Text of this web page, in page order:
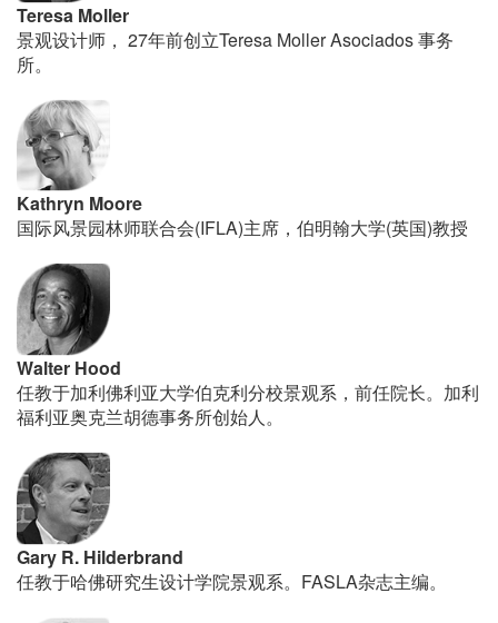
Teresa Moller
景观设计师， 27年前创立Teresa Moller Asociados 事务
所。
Kathryn Moore
国际风景园林师联合会(IFLA)主席，伯明翰大学(英国)教授
Walter Hood
任教于加利佛利亚大学伯克利分校景观系，前任院长。加利
福利亚奥克兰胡德事务所创始人。
Gary R. Hilderbrand
任教于哈佛研究生设计学院景观系。FASLA杂志主编。